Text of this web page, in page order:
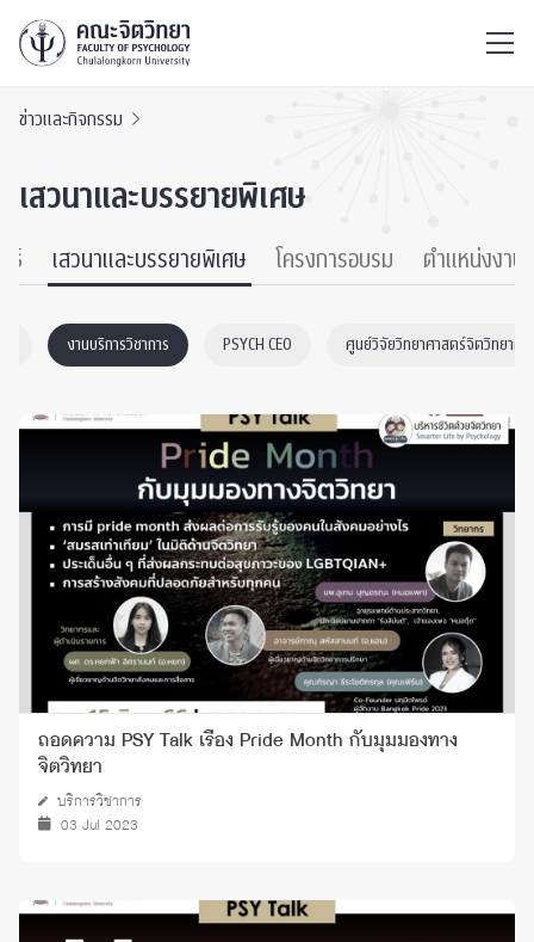
ข่าวและกิจกรรม
เสวนาและบรรยายพิเศษ
ธ์ เสวนาและบรรยายพิเศษ โครงการอบรม ตำแหน่งงาน
งานบริการวิชาการ PSYCH CEO ศูนย์วิจัยวิทยาศาสตร์จิตวิทยาต
ถอดความ PSY Talk เรื่อง Pride Month กับมุมมองทาง
จิตวิทยา
บริการวิชาการ
03 Jul 2023